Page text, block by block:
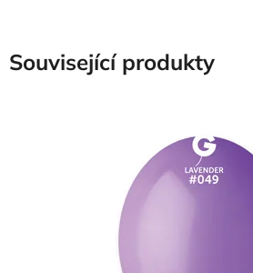
Související produkty